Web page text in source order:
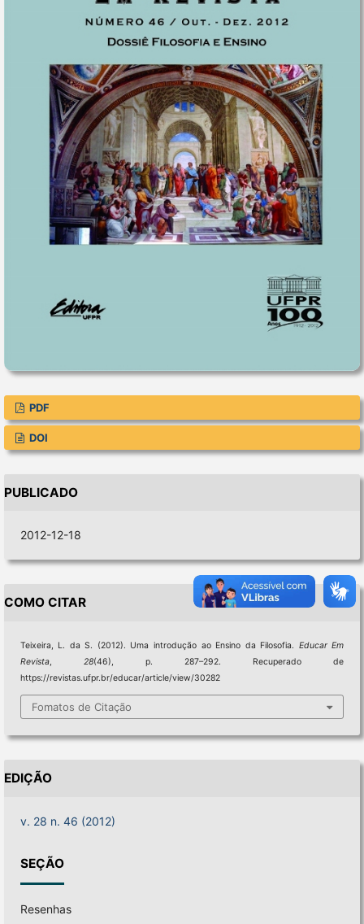
PDF
DOI
PUBLICADO
2012-12-18
COMO CITAR
Teixeira, L. da S. (2012). Uma introdução ao Ensino da Filosofia. Educar Em
Revista, 28(46), p. 287–292. Recuperado de
https://revistas.ufpr.br/educar/article/view/30282
Fomatos de Citação
EDIÇÃO
v. 28 n. 46 (2012)
SEÇÃO
Resenhas